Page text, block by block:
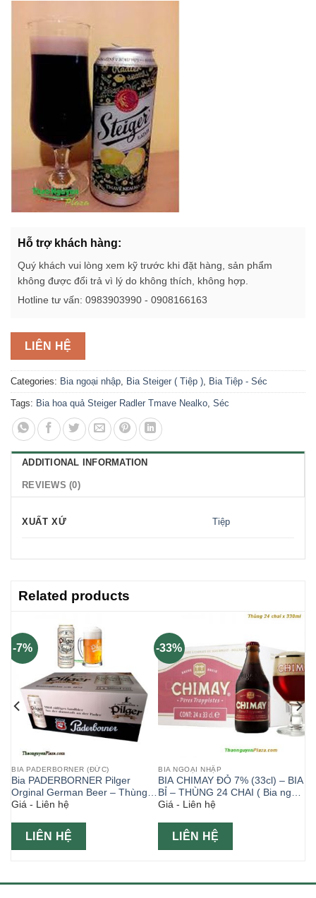
Hỗ trợ khách hàng:
Quý khách vui lòng xem kỹ trước khi đặt hàng, sản phẩm
không được đổi trả vì lý do không thích, không hợp.
Hotline tư vấn: 0983903990 - 0908166163
LIÊN HỆ
Categories: Bia ngoại nhập, Bia Steiger ( Tiệp ), Bia Tiệp - Séc
Tags: Bia hoa quả Steiger Radler Tmave Nealko, Séc
ADDITIONAL INFORMATION
REVIEWS (0)
XUẤT XỨ Tiệp
Related products
-7%
BIA PADERBORNER (ĐỨC)
Bia PADERBORNER Pilger
Orginal German Beer – Thùng
24 lon 500ml- Hộp Tết
Giá - Liên hệ
LIÊN HỆ
-33%
BIA NGOẠI NHẬP
BIA CHIMAY ĐỎ 7% (33cl) – BIA
BỈ – THÙNG 24 CHAI ( Bia ngoại
)
Giá - Liên hệ
LIÊN HỆ